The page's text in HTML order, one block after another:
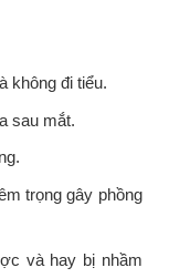
không đi tiểu.
sau mắt.
trọng gây phồng
và hay bị nhầm